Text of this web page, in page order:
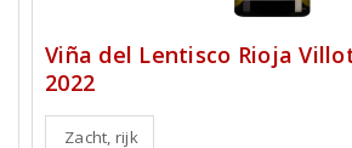
Viña del Lentisco Rioja
2022
Zacht, rijk